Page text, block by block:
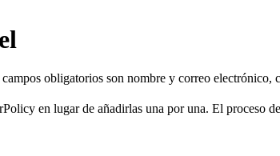
obligatorios son nombre y correo electrónico,
en lugar de añadirlas una por una. El